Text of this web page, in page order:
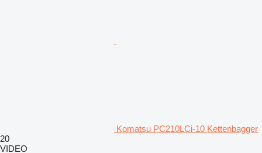
Komatsu PC210LCi-10 Kettenbagger
20
VIDEO